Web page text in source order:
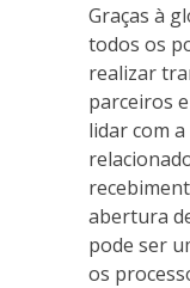
Graças à
todos os
realizar
parceiros
lidar com
abertura
pode ser
os